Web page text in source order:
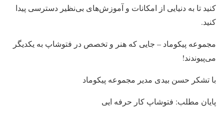
کنید تا به دنیایی از امکانات و آموزش‌های بی‌نظیر دسترسی پیدا
کنید.
مجموعه پیکوماد – جایی که هنر و تخصص در فتوشاپ به یکدیگر
می‌پیوندند!
با تشکر حسن بیدی مدیر مجموعه پیکوماد
پایان مطلب: فتوشاپ کار حرفه ایی